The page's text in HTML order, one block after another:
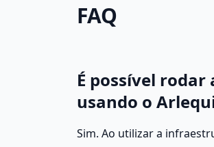
FAQ
É possível
usando o
Sim. Ao utilizar a